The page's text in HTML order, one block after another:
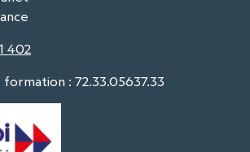
402
: 72.33.05637.33